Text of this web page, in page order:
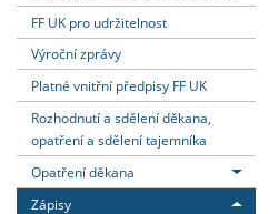
FF UK pro udržitelnost
Výroční zprávy
Platné vnitřní předpisy FF UK
Rozhodnutí a sdělení děkana,
opatření a sdělení tajemníka
Opatření děkana
Zápisy